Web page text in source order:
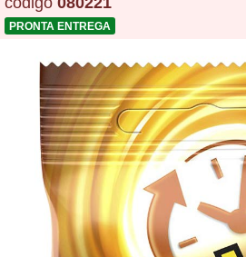
PRONTA ENTREGA